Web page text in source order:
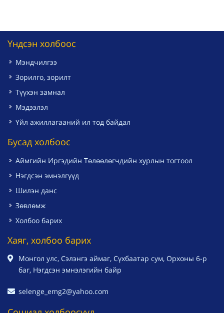
Үндсэн холбоос
Мэндчилгээ
Зорилго, зорилт
Түүхэн замнал
Мэдээлэл
Үйл ажиллагааний ил тод байдал
Бусад холбоос
Аймгийн Иргэдийн Төлөөлөгчдийн хурлын тогтоол
Нэгдсэн эмнэлгүүд
Шилэн данс
Зөвлөмж
Холбоо барих
Хаяг, холбоо барих
Монгол улс, Сэлэнгэ аймаг, Сүхбаатар сум, Орхоны 6-р
баг, Нэгдсэн эмнэлэгийн байр
selenge_emg2@yahoo.com